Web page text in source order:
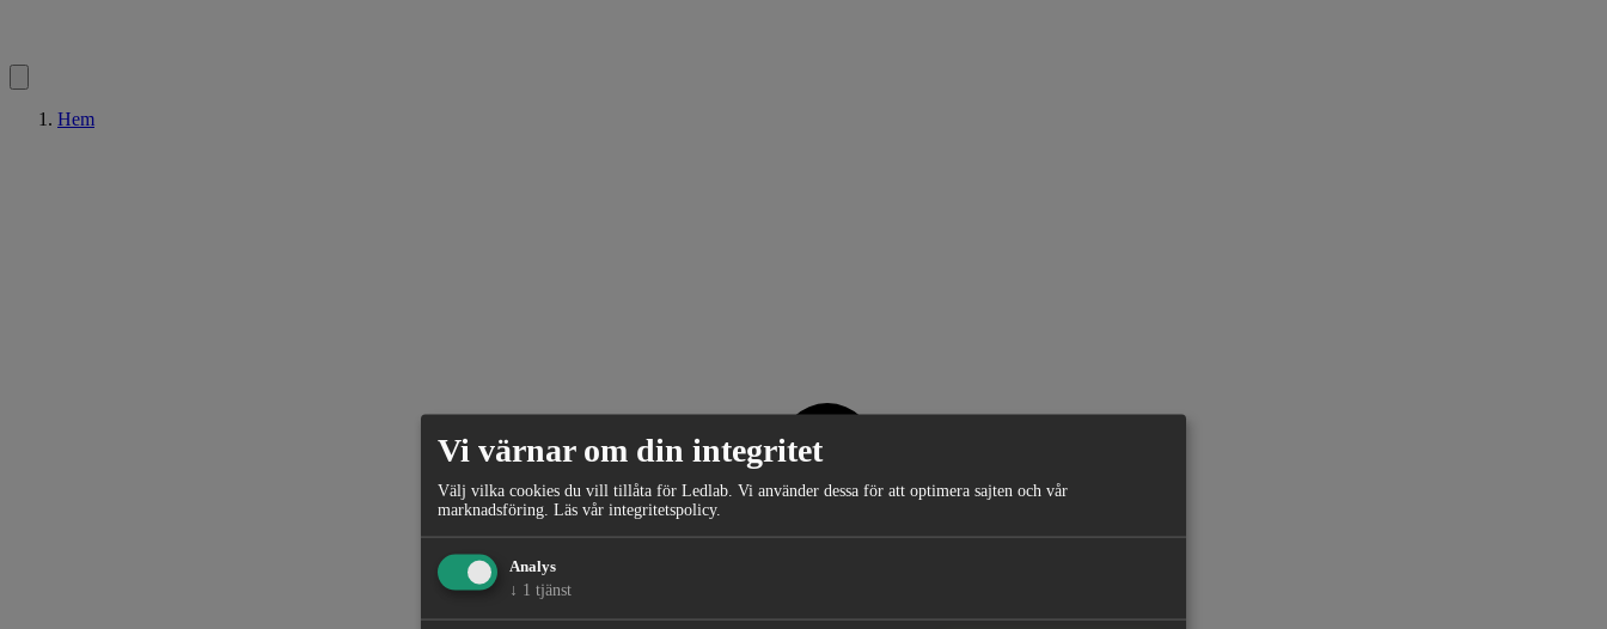
Hem
Vi värnar om din integritet
Välj vilka cookies du vill tillåta för Ledlab. Vi använder dessa för att optimera sajten och vår
marknadsföring. Läs vår integritetspolicy.
Analys
↓ 1 tjänst